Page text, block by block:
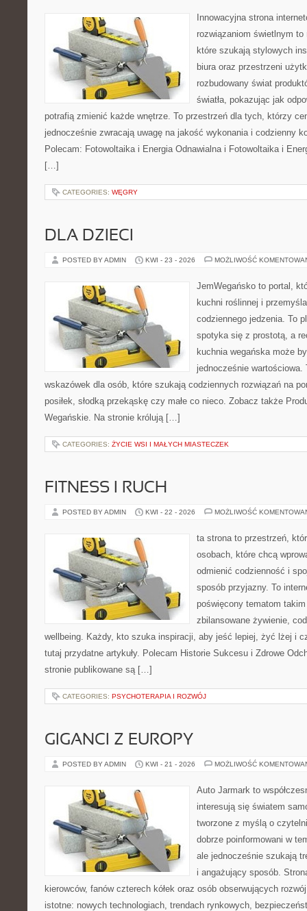
Innowacyjna strona
rozwiązaniom świetlnym
które szukają stylowych
biura oraz przestrzeni
rozbudowany świat
światła, pokazując jak
potrafią zmienić każde wnętrze. To przestrzeń dla tych, którzy
jednocześnie zwracają uwagę na jakość wykonania i codzienny
Polecam: Fotowoltaika i Energia Odnawialna i Fotowoltaika i
[…]
CATEGORIES: WĘGRY
DLA DZIECI
POSTED BY ADMIN KWI - 23 - 2026 MOŻLIWOŚĆ
JemWegańsko to portal,
kuchni roślinnej i
codziennego jedzenia. To
spotyka się z prostotą, a
kuchnia wegańska może
jednocześnie wartościowa.
wskazówek dla osób, które szukają codziennych rozwiązań na
posiłek, słodką przekąskę czy małe co nieco. Zobacz także
Wegańskie. Na stronie królują […]
CATEGORIES: ŻYCIE WSI I MAŁYCH MIASTECZEK
FITNESS I RUCH
POSTED BY ADMIN KWI - 22 - 2026 MOŻLIWOŚĆ
ta strona to przestrzeń,
osobach, które chcą
odmienić codzienność i
sposób przyjazny. To
poświęcony tematom
zbilansowane żywienie,
wellbeing. Każdy, kto szuka inspiracji, aby jeść lepiej, żyć lżej i
tutaj przydatne artykuły. Polecam Historie Sukcesu i Zdrowe
stronie publikowane są […]
CATEGORIES: PSYCHOTERAPIA I ROZWÓJ
GIGANCI Z EUROPY
POSTED BY ADMIN KWI - 21 - 2026 MOŻLIWOŚĆ
Auto Jarmark to
interesują się światem
tworzone z myślą o
dobrze poinformowani w
ale jednocześnie szukają
i angażujący sposób.
kierowców, fanów czterech kółek oraz osób obserwujących
istotne: nowych technologiach, trendach rynkowych,